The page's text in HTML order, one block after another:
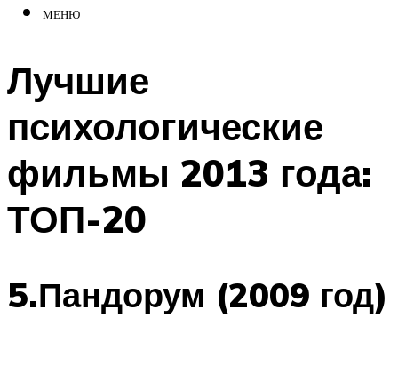
МЕНЮ
Лучшие
психологические
фильмы 2013 года:
ТОП-20
5.Пандорум (2009 год)